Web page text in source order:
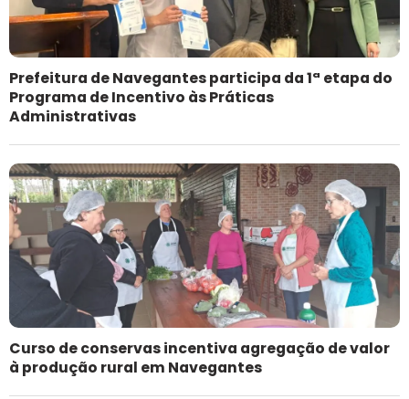
Prefeitura de Navegantes participa da 1ª etapa do
Programa de Incentivo às Práticas
Administrativas
Curso de conservas incentiva agregação de valor
à produção rural em Navegantes